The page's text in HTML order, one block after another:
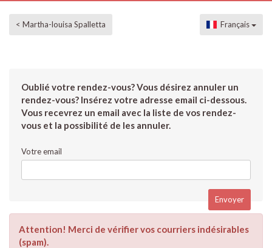
< Martha-louisa Spalletta Français
Oublié votre rendez-vous? Vous désirez annuler un
rendez-vous? Insérez votre adresse email ci-dessous.
Vous recevrez un email avec la liste de vos rendez-
vous et la possibilité de les annuler.
Votre email
Attention! Merci de vérifier vos courriers indésirables
(spam).